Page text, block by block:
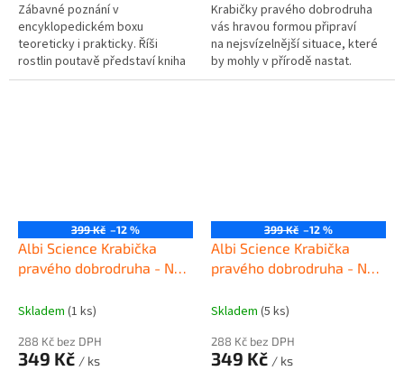
Zábavné poznání v
encyklopedickém boxu
teoreticky i prakticky. Říši
rostlin poutavě představí kniha
plná obrázků a schémat, v
Krabičky pravého dobrodruha
vás hravou formou připraví
na nejsvízelnější situace, které
by mohly v přírodě nastat.
399 Kč –12 %
Albi Science Krabička
pravého dobrodruha - Na
Skladem (1 ks)
288 Kč bez DPH
349 Kč / ks
399 Kč –12 %
Albi Science Krabička
pravého dobrodruha - Na
Skladem (5 ks)
288 Kč bez DPH
349 Kč / ks